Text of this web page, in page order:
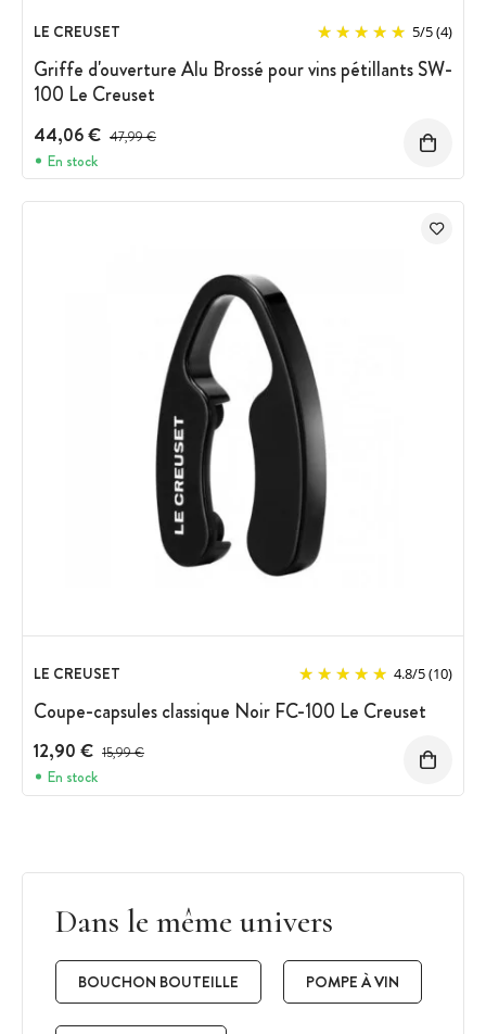
LE CREUSET 5/5(4)
Griffe d'ouverture Alu Brossé pour vins pétillants SW-
100 Le Creuset
44,06 € Prix avant réduction :
47,99 €
En stock
LE CREUSET 4.8/5(10)
Coupe-capsules classique Noir FC-100 Le Creuset
12,90 € Prix avant réduction :
15,99 €
En stock
Dans le même univers
BOUCHON BOUTEILLE POMPE À VIN